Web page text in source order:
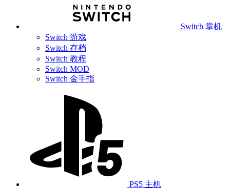
Switch 掌机
Switch 游戏
Switch 存档
Switch 教程
Switch MOD
Switch 金手指
PS5 主机